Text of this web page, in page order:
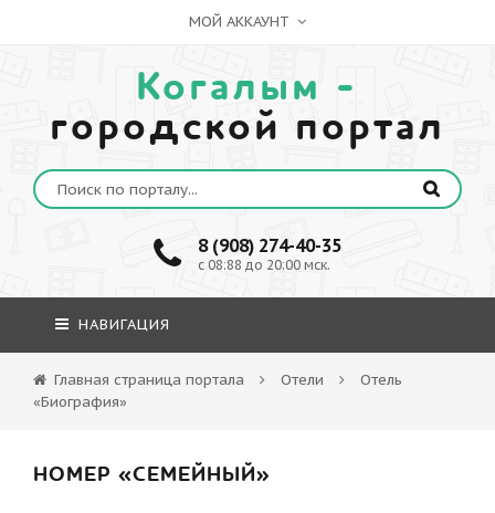
МОЙ АККАУНТ
Когалым -
городской портал
8 (908) 274-40-35
c 08:88 до 20:00 мск.
НАВИГАЦИЯ
Главная страница портала Отели
Отель
«Биография»
НОМЕР «СЕМЕЙНЫЙ»